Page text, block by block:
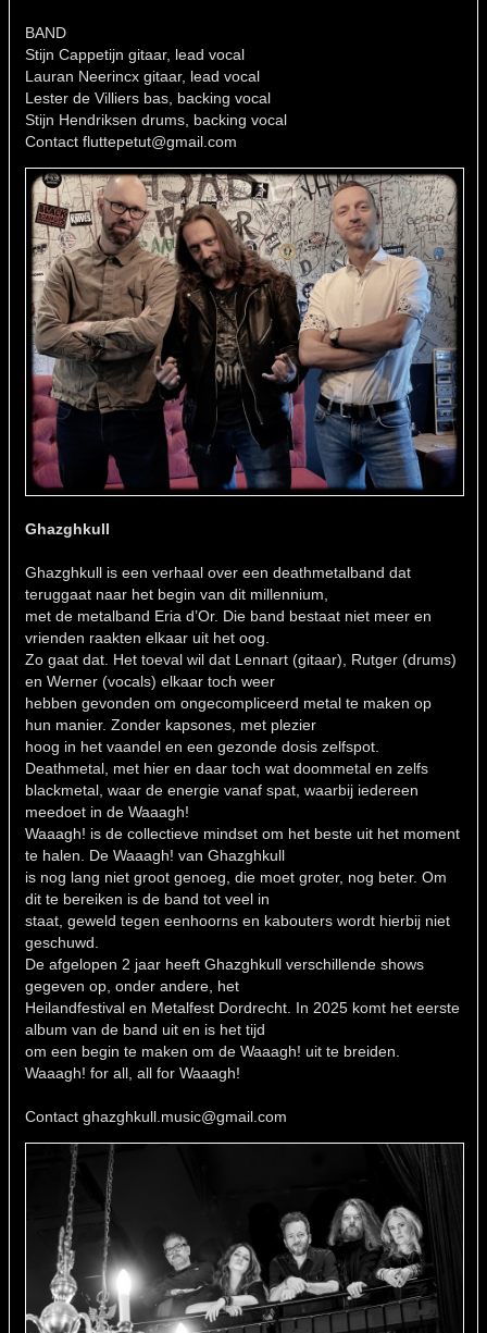
BAND
Stijn Cappetijn gitaar, lead vocal
Lauran Neerincx gitaar, lead vocal
Lester de Villiers bas, backing vocal
Stijn Hendriksen drums, backing vocal
Contact fluttepetut@gmail.com
Ghazghkull
Ghazghkull is een verhaal over een deathmetalband dat
teruggaat naar het begin van dit millennium,
met de metalband Eria d’Or. Die band bestaat niet meer en
vrienden raakten elkaar uit het oog.
Zo gaat dat. Het toeval wil dat Lennart (gitaar), Rutger (drums)
en Werner (vocals) elkaar toch weer
hebben gevonden om ongecompliceerd metal te maken op
hun manier. Zonder kapsones, met plezier
hoog in het vaandel en een gezonde dosis zelfspot.
Deathmetal, met hier en daar toch wat doommetal en zelfs
blackmetal, waar de energie vanaf spat, waarbij iedereen
meedoet in de Waaagh!
Waaagh! is de collectieve mindset om het beste uit het moment
te halen. De Waaagh! van Ghazghkull
is nog lang niet groot genoeg, die moet groter, nog beter. Om
dit te bereiken is de band tot veel in
staat, geweld tegen eenhoorns en kabouters wordt hierbij niet
geschuwd.
De afgelopen 2 jaar heeft Ghazghkull verschillende shows
gegeven op, onder andere, het
Heilandfestival en Metalfest Dordrecht. In 2025 komt het eerste
album van de band uit en is het tijd
om een begin te maken om de Waaagh! uit te breiden.
Waaagh! for all, all for Waaagh!
Contact ghazghkull.music@gmail.com